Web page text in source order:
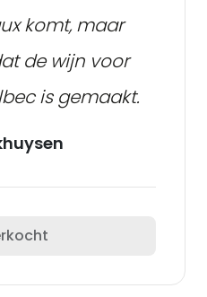
komt, maar
de wijn voor
is gemaakt.